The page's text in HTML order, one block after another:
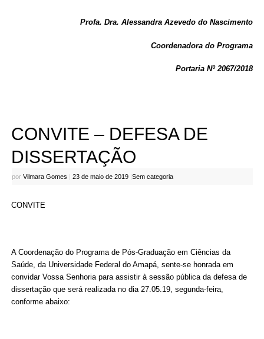
Profa. Dra. Alessandra Azevedo do Nascimento
Coordenadora do Programa
Portaria Nº 2067/2018
CONVITE – DEFESA DE
DISSERTAÇÃO
por Vilmara Gomes | 23 de maio de 2019 |Sem categoria
CONVITE
A Coordenação do Programa de Pós-Graduação em Ciências da
Saúde, da Universidade Federal do Amapá, sente-se honrada em
convidar Vossa Senhoria para assistir à sessão pública da defesa de
dissertação que será realizada no dia 27.05.19, segunda-feira,
conforme abaixo: